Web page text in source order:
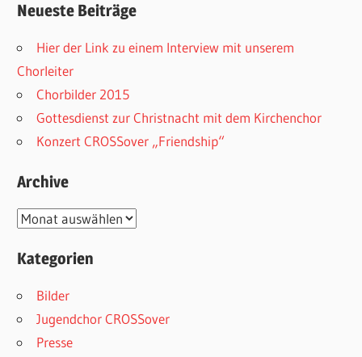
Neueste Beiträge
Hier der Link zu einem Interview mit unserem
Chorleiter
Chorbilder 2015
Gottesdienst zur Christnacht mit dem Kirchenchor
Konzert CROSSover „Friendship“
Archive
Archive
Kategorien
Bilder
Jugendchor CROSSover
Presse